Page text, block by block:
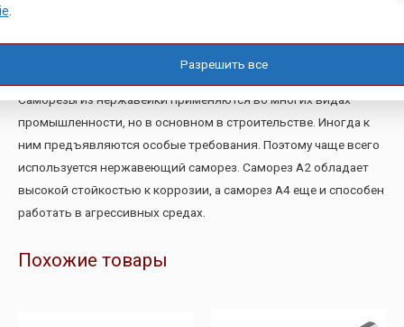
Саморезы из нержавейки применяются во многих видах
промышленности, но в основном в строительстве. Иногда к
ним предъявляются особые требования. Поэтому чаще всего
используется нержавеющий саморез. Саморез А2 обладает
высокой стойкостью к коррозии, а саморез А4 еще и способен
работать в агрессивных средах.
Похожие товары
Разрешить все